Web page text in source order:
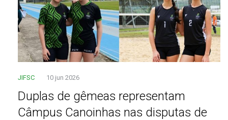
JIFSC 10 jun 2026
Duplas de gêmeas representam
Câmpus Canoinhas nas disputas de